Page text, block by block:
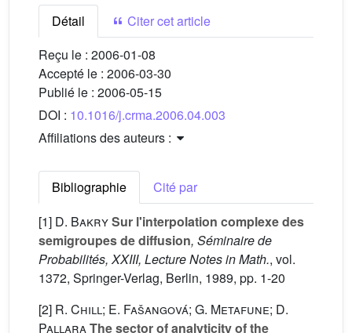
Détail
Citer cet article
Reçu le : 2006-01-08
Accepté le : 2006-03-30
Publié le : 2006-05-15
DOI : 10.1016/j.crma.2006.04.003
Affiliations des auteurs :
Bibliographie
Cité par
[1] D. BakrySur l'interpolation complexe des
semigroupes de diffusion, Séminaire de
Probabilités, XXIII, Lecture Notes in Math., vol.
1372, Springer-Verlag, Berlin, 1989, pp. 1-20
[2] R. Chill; E. Fašangová; G. Metafune; D.
PallaraThe sector of analyticity of the